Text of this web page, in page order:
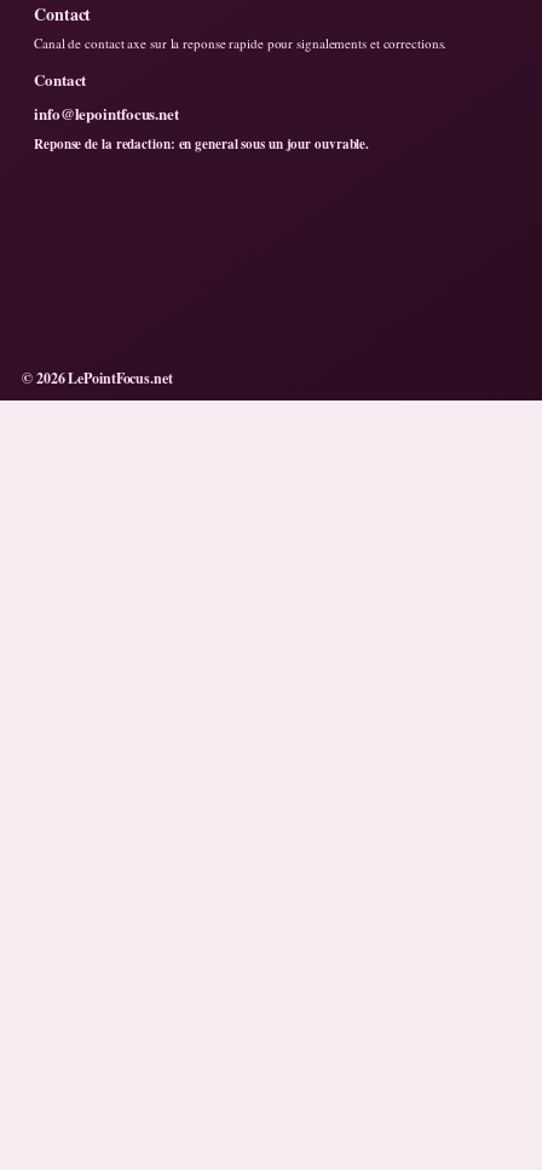
Contact
Canal de contact axe sur la reponse rapide pour signalements et corrections.
Contact
info@lepointfocus.net
Reponse de la redaction: en general sous un jour ouvrable.
© 2026 LePointFocus.net